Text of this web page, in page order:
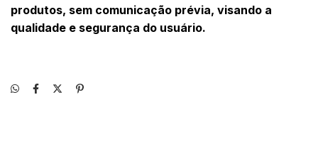
produtos, sem comunicação prévia, visando a
qualidade e segurança do usuário.